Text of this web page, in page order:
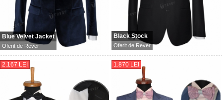
Blue Velvet Jacket
Oferit de Rever
Black Stock
Oferit de Rever
2.167 LEI 1.870 LEI